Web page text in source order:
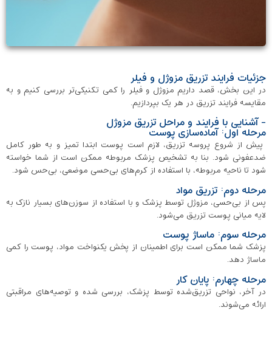
جزئیات فرایند تزریق مزوژل و فیلر
در این بخش، قصد داریم مزوژل و فیلر را کمی تکنیکی‌تر بررسی کنیم و به
مقایسه فرایند تزریق در هر یک بپردازیم.
- آشنایی با فرایند و مراحل تزریق مزوژل
مرحله اول: آماده‌سازی پوست
پیش از شروع پروسه تزریق، لازم است پوست ابتدا تمیز و به طور کامل
ضدعفونی شود. بنا به تشخیص پزشک مربوطه ممکن است از شما خواسته
شود تا ناحیه مربوطه، با استفاده از کرم‌های بی‌حسی موضعی، بی‌حس شود.
مرحله دوم: تزریق مواد
پس از بی‌حسی، مزوژل توسط پزشک و با استفاده از سوزن‌های بسیار نازک به
لایه میانی پوست تزریق می‌شود.
مرحله سوم: ماساژ پوست
پزشک شما ممکن است برای اطمینان از پخش یکنواخت مواد، پوست را کمی
ماساژ دهد.
مرحله چهارم: پایان کار
در آخر، نواحی تزریق‌شده توسط پزشک، بررسی شده و توصیه‌های مراقبتی
ارائه می‌شوند.